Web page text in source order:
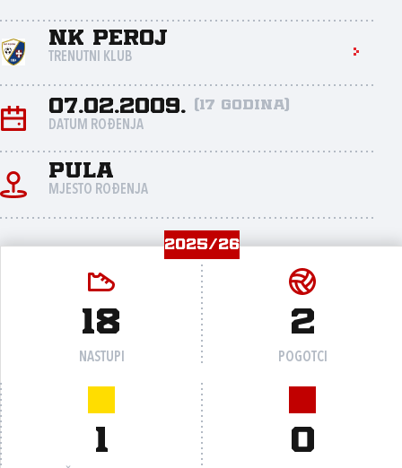
NK Peroj
TRENUTNI KLUB
07.02.2009. (17 godina)
DATUM ROĐENJA
Pula
MJESTO ROĐENJA
2025/26
18
NASTUPI
2
POGOTCI
1 0